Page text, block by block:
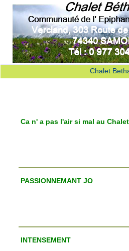
Chalet
Ca n' a pas l'air si mal au
PASSIONNEMANT JO
INTENSEMENT